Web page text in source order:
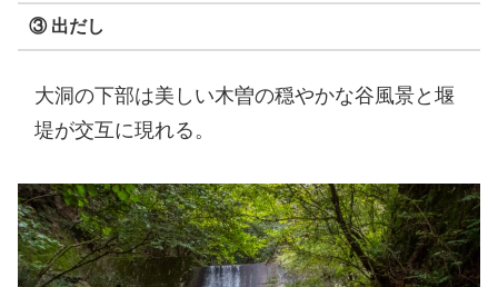
③ 出だし
大洞の下部は美しい木曽の穏やかな谷風景と堰
堤が交互に現れる。